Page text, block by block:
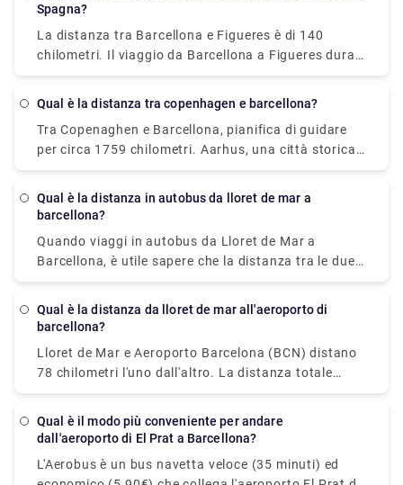
Spagna?
La distanza tra Barcellona e Figueres è di 140
chilometri. Il viaggio da Barcellona a Figueres dura
circa 1h 28min.
Qual è la distanza tra copenhagen e barcellona?
Tra Copenaghen e Barcellona, pianifica di guidare
per circa 1759 chilometri. Aarhus, una città storica
sulla costa orientale dello Jutland (penisola
di un giorno più popolari da Copenaghen.
Qual è la distanza in autobus da lloret de mar a
barcellona?
Quando viaggi in autobus da Lloret de Mar a
Barcellona, è utile sapere che la distanza tra le due
città è di circa 66 chilometri. Non esitare a visitare il
viaggio senza stress con semplicità e comodità di
Qual è la distanza da lloret de mar all'aeroporto di
barcellona?
Lloret de Mar e Aeroporto Barcelona (BCN) distano
78 chilometri l'uno dall'altro. La distanza totale
percorsa è di 90,4 chilometri. Prenotare una navetta
Barcellona è un'ottima idea. È particolarmente
trasferimento dall'aeroporto di Barcellona dura
Qual è il modo più conveniente per andare
dall'aeroporto di El Prat a Barcellona?
L'Aerobus è un bus navetta veloce (35 minuti) ed